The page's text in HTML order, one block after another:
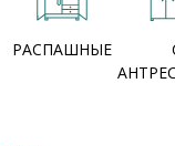
РАСПАШНЫЕ